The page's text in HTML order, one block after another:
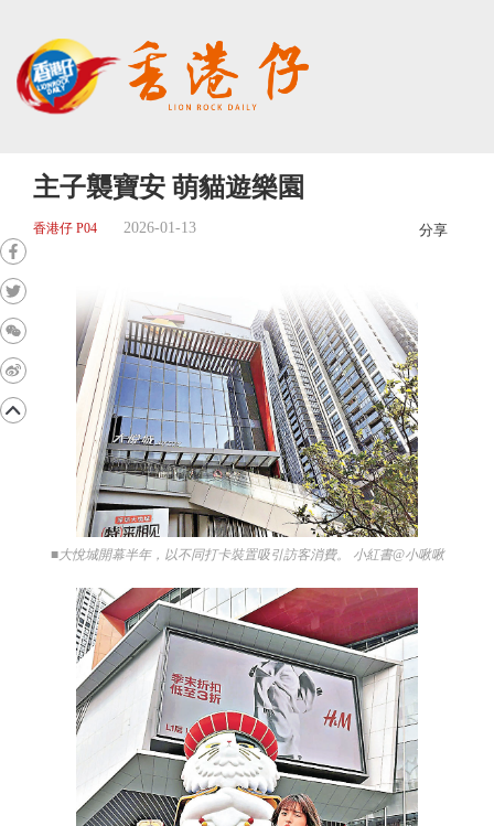
主子襲寶安 萌貓遊樂園
香港仔 P04 2026-01-13 分享
■大悅城開幕半年，以不同打卡裝置吸引訪客消費。 小紅書@小啾啾